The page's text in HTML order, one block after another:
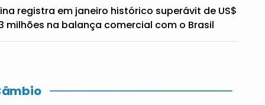
registra em janeiro histórico superávit de US$
milhões na balança comercial com o Brasil